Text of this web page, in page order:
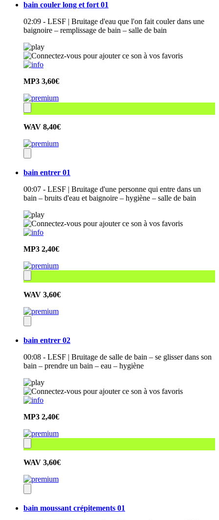
bain couler long et fort 01
02:09 - LESF | Bruitage d'eau que l'on fait couler dans une
baignoire – remplissage de bain – salle de bain
MP3 3,60€
WAV 8,40€
bain entrer 01
00:07 - LESF | Bruitage d'une personne qui entre dans un
bain – bruits d'eau et baignoire – hygiène – salle de bain
MP3 2,40€
WAV 3,60€
bain entrer 02
00:08 - LESF | Bruitage de salle de bain – se glisser dans son
bain – prendre un bain – eau – hygiène
MP3 2,40€
WAV 3,60€
bain moussant crépitements 01